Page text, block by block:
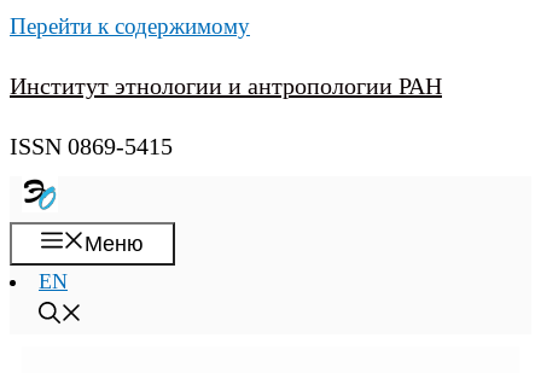
Перейти к содержимому
Институт этнологии и антропологии РАН
ISSN 0869-5415
Меню
EN